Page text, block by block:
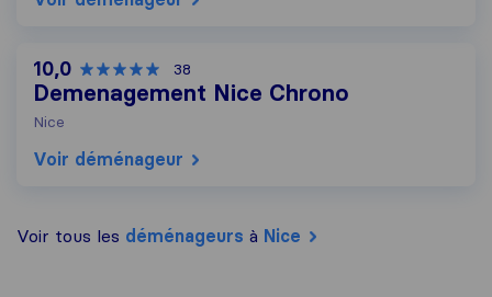
10,0 38
Demenagement Nice Chrono
Nice
Voir déménageur
Voir tous les déménageurs à Nice